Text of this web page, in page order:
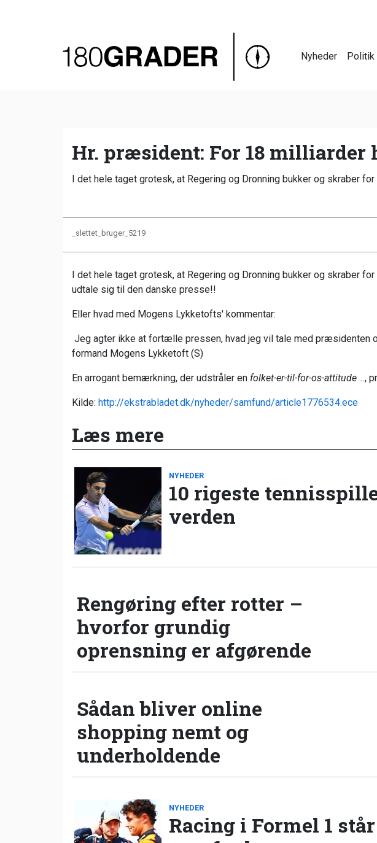
Nyheder Politik
Hr. præsident: For 18
I det hele taget grotesk, at Regering og Dronning bukker og skraber
_slettet_bruger_5219
I det hele taget grotesk, at Regering og Dronning bukker og skraber
udtale sig til den danske presse!!
Eller hvad med Mogens Lykketofts' kommentar:
Jeg agter ikke at fortælle pressen, hvad jeg vil tale med præsidenten
formand Mogens Lykketoft (S)
En arrogant bemærkning, der udstråler en folket-er-til-for-os-attitude ...,
Kilde: http://ekstrabladet.dk/nyheder/samfund/article1776534.ece
Læs mere
NYHEDER
10 rigeste
verden
Rengøring efter rotter –
hvorfor grundig
oprensning er afgørende
Sådan bliver online
shopping nemt og
underholdende
NYHEDER
Racing i Formel 1 står